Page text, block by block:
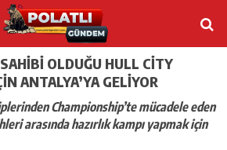
OLDUĞU HULL CITY
ANTALYA’YA GELIYOR
Championship’te mücadele eden
arasında hazırlık kampı yapmak için